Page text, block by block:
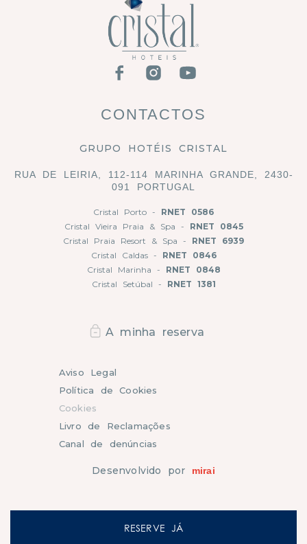
RESERVE JÁ
CONTACTOS
GRUPO HOTÉIS CRISTAL
RUA DE LEIRIA, 112-114 MARINHA GRANDE, 2430-
091 PORTUGAL
Cristal Porto - RNET 0586
Cristal Vieira Praia & Spa - RNET 0845
Cristal Praia Resort & Spa - RNET 6939
Cristal Caldas - RNET 0846
Cristal Marinha - RNET 0848
Cristal Setúbal - RNET 1381
Desenvolvido por mirai
Aviso Legal
Política de Cookies
Cookies
Livro de Reclamações
Canal de denúncias
A minha reserva